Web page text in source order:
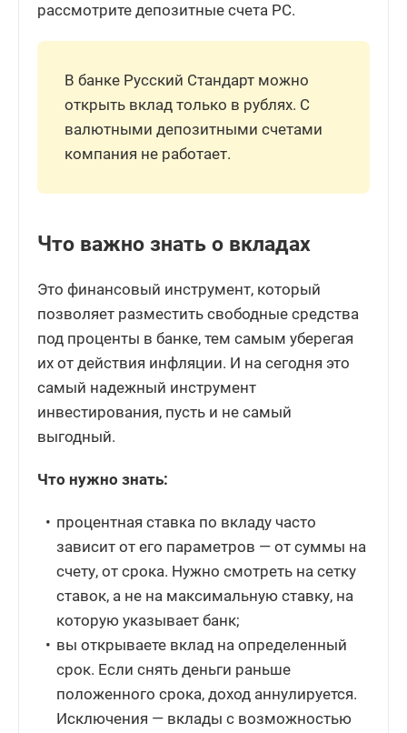
рассмотрите депозитные счета РС.
В банке Русский Стандарт можно
открыть вклад только в рублях. С
валютными депозитными счетами
компания не работает.
Что важно знать о вкладах
Это финансовый инструмент, который
позволяет разместить свободные средства
под проценты в банке, тем самым уберегая
их от действия инфляции. И на сегодня это
самый надежный инструмент
инвестирования, пусть и не самый
выгодный.
Что нужно знать:
процентная ставка по вкладу часто
зависит от его параметров — от суммы на
счету, от срока. Нужно смотреть на сетку
ставок, а не на максимальную ставку, на
которую указывает банк;
вы открываете вклад на определенный
срок. Если снять деньги раньше
положенного срока, доход аннулируется.
Исключения — вклады с возможностью